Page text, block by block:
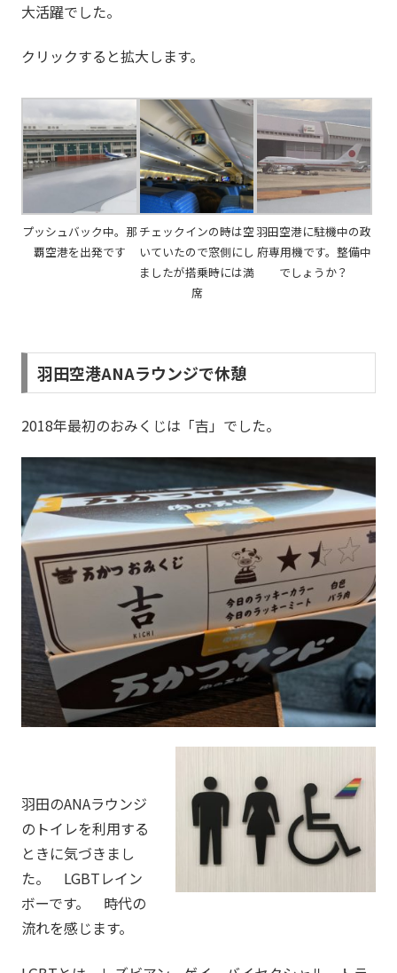
大活躍でした。
クリックすると拡大します。
プッシュバック中。那
覇空港を出発です
チェックインの時は空
いていたので窓側にし
ましたが搭乗時には満
席
羽田空港に駐機中の政
府専用機です。整備中
でしょうか？
羽田空港ANAラウンジで休憩
2018年最初のおみくじは「吉」でした。
羽田のANAラウンジ
のトイレを利用する
ときに気づきまし
た。 LGBTレイン
ボーです。 時代の
流れを感じます。